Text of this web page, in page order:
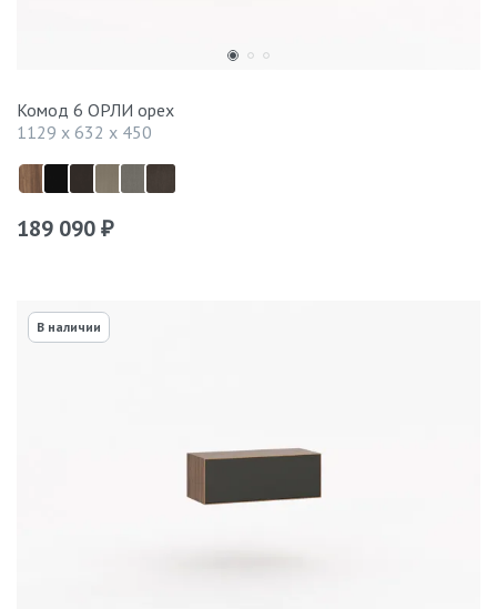
Комод 6 ОРЛИ орех
1129 x 632 x 450
189 090 ₽
В наличии